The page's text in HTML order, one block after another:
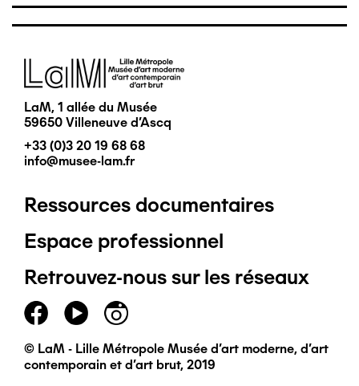
Image
LaM, 1 allée du Musée
59650 Villeneuve d'Ascq
+33 (0)3 20 19 68 68
info@musee-lam.fr
Pied
de
page
principal
Ressources documentaires
Espace professionnel
Retrouvez-nous sur les réseaux
© LaM - Lille Métropole Musée d'art moderne, d'art
contemporain et d'art brut, 2019